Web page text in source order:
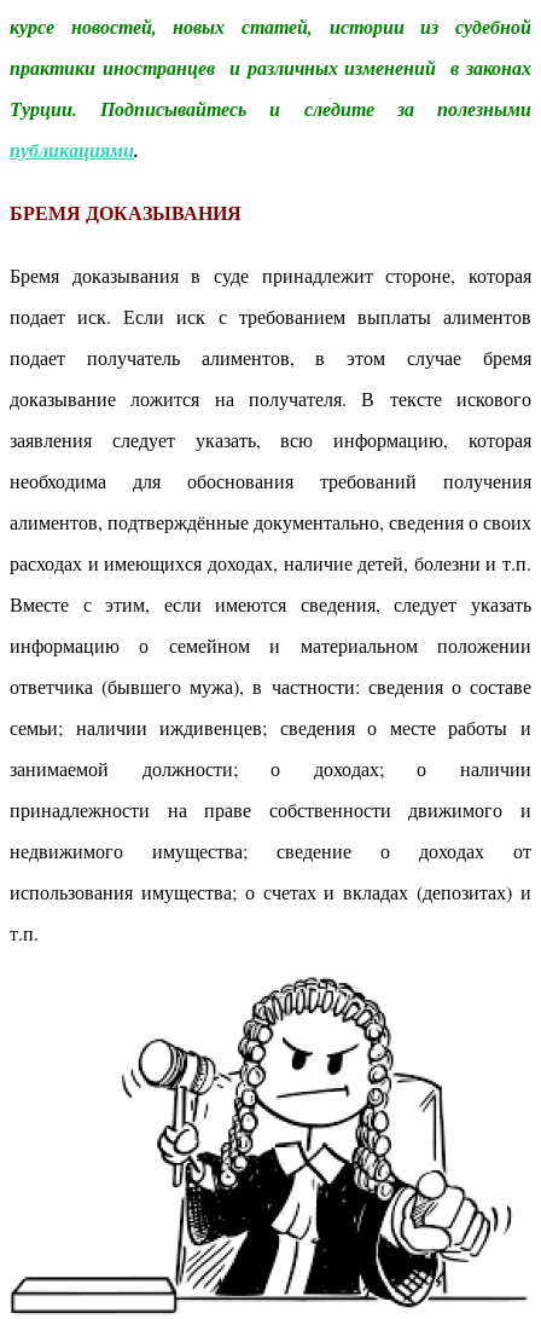
курсе новостей, новых статей, истории из судебной
практики иностранцев и различных изменений в законах
Турции. Подписывайтесь и следите за полезными
публикациями.
БРЕМЯ ДОКАЗЫВАНИЯ
Бремя доказывания в суде принадлежит стороне, которая
подает иск. Если иск с требованием выплаты алиментов
подает получатель алиментов, в этом случае бремя
доказывание ложится на получателя. В тексте искового
заявления следует указать, всю информацию, которая
необходима для обоснования требований получения
алиментов, подтверждённые документально, сведения о своих
расходах и имеющихся доходах, наличие детей, болезни и т.п.
Вместе с этим, если имеются сведения, следует указать
информацию о семейном и материальном положении
ответчика (бывшего мужа), в частности: сведения о составе
семьи; наличии иждивенцев; сведения о месте работы и
занимаемой должности; о доходах; о наличии
принадлежности на праве собственности движимого и
недвижимого имущества; сведение о доходах от
использования имущества; о счетах и вкладах (депозитах) и
т.п.